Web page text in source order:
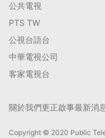
公共電視
PTS TW
公視台語台
中華電視公司
客家電視台
關於我們更正啟事最新消
Copyright © 2020 Public